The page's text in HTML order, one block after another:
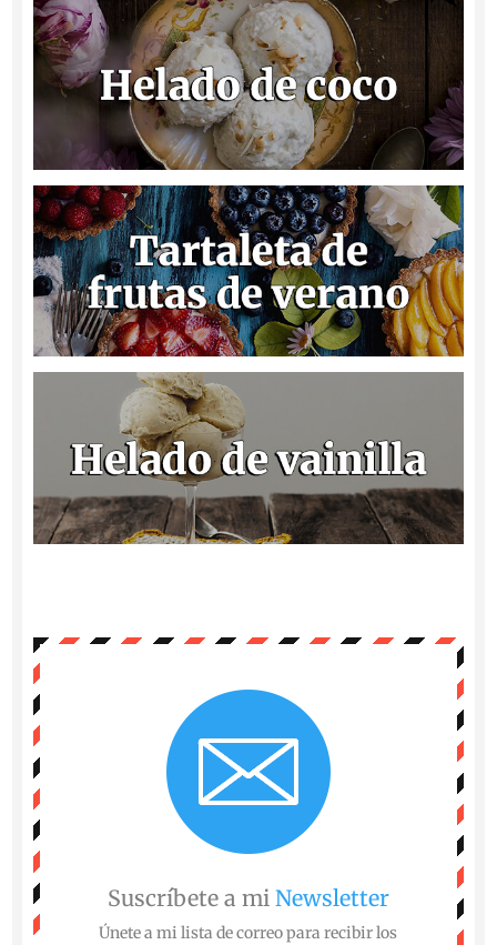
Suscríbete a mi Newsletter
Únete a mi lista de correo para recibir los